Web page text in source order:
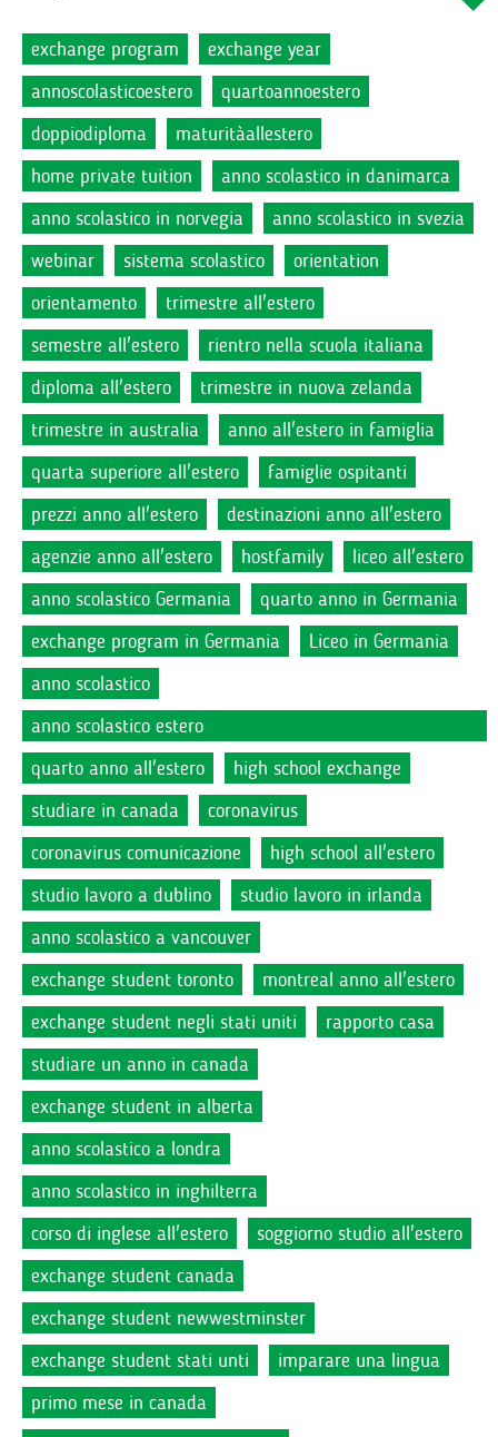
exchange program
exchange year
annoscolasticoestero
quartoannoestero
doppiodiploma
maturitàallestero
home private tuition
anno scolastico in danimarca
anno scolastico in norvegia
anno scolastico in svezia
webinar
sistema scolastico
orientation
orientamento
trimestre all'estero
semestre all'estero
rientro nella scuola italiana
diploma all'estero
trimestre in nuova zelanda
trimestre in australia
anno all'estero in famiglia
quarta superiore all'estero
famiglie ospitanti
prezzi anno all'estero
destinazioni anno all'estero
agenzie anno all'estero
hostfamily
liceo all'estero
anno scolastico Germania
quarto anno in Germania
exchange program in Germania
Liceo in Germania
anno scolastico
anno scolastico estero
quarto anno all'estero
high school exchange
studiare in canada
coronavirus
coronavirus comunicazione
high school all'estero
studio lavoro a dublino
studio lavoro in irlanda
anno scolastico a vancouver
exchange student toronto
montreal anno all'estero
exchange student negli stati uniti
rapporto casa
studiare un anno in canada
exchange student in alberta
anno scolastico a londra
anno scolastico in inghilterra
corso di inglese all'estero
soggiorno studio all'estero
exchange student canada
exchange student newwestminster
exchange student stati unti
imparare una lingua
primo mese in canada